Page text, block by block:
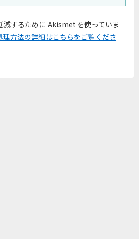
減するために Akismet を使っていま
理方法の詳細はこちらをご覧くださ